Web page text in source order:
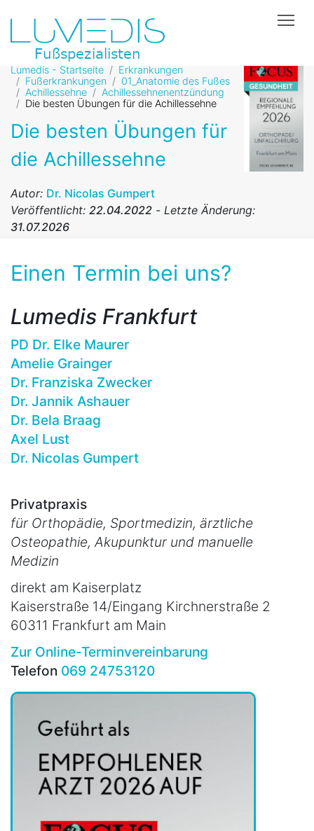
Lumedis - Startseite
Erkrankungen
Fußerkrankungen
01_Anatomie des Fußes
Achillessehne
Achillessehnenentzündung
Die besten Übungen für die Achillessehne
Die besten Übungen für
die Achillessehne
Autor: Dr. Nicolas Gumpert
Veröffentlicht: 22.04.2022 - Letzte Änderung:
31.07.2026
Einen Termin bei uns?
Lumedis Frankfurt
PD Dr. Elke Maurer
Amelie Grainger
Dr. Franziska Zwecker
Dr. Jannik Ashauer
Dr. Bela Braag
Axel Lust
Dr. Nicolas Gumpert
Privatpraxis
für Orthopädie, Sportmedizin, ärztliche
Osteopathie, Akupunktur und manuelle
Medizin
direkt am Kaiserplatz
Kaiserstraße 14/Eingang Kirchnerstraße 2
60311 Frankfurt am Main
Zur Online-Terminvereinbarung
Telefon 069 24753120